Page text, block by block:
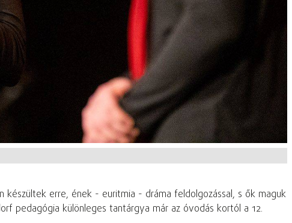
erre, ének - euritmia - dráma feldolgozással, s ők maguk
pedagógia különleges tantárgya már az óvodás kortól a 12.